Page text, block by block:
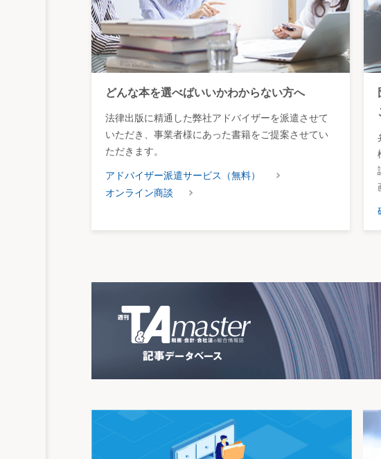
どんな本を選べばいいかわからない方へ
法律出版に精通した弊社アドバイザーを派遣させて
いただき、事業者様にあった書籍をご提案させてい
ただきます。
アドバイザー派遣サービス（無料）
オンライン商談